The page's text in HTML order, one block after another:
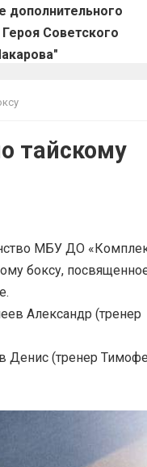
Советского
тайскому
МБУ ДО
боксу,
Александр (тренер
Денис (тренер